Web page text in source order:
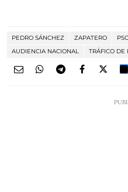
PEDRO SÁNCHEZ ZAPATERO
AUDIENCIA NACIONAL
TRÁFICO DE